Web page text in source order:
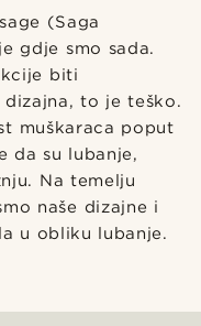
(Saga
gdje smo sada.
biti
to je teško.
muškaraca poput
da su lubanje,
Na temelju
naše dizajne i
u obliku lubanje.